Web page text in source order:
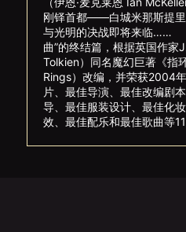
刚铎首都——白城米那斯提
与光明的决战即将来临……
曲”的终结篇，根据英国作家
Tolkien）同名魔幻巨著《指
Rings）改编，并荣获2004
片、最佳导演、最佳改编剧
导、最佳服装设计、最佳化
效、最佳配乐和最佳歌曲等11